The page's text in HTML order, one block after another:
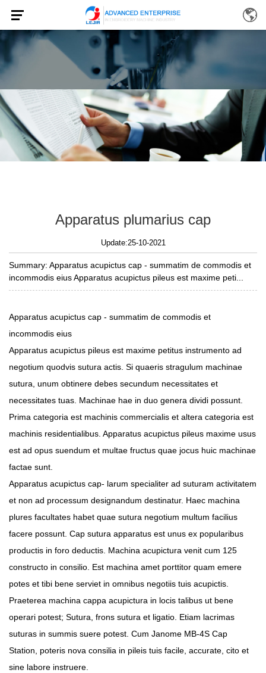
Apparatus plumarius cap
Update:25-10-2021
Summary: Apparatus acupictus cap - summatim de commodis et
incommodis eius Apparatus acupictus pileus est maxime peti...
Apparatus acupictus cap - summatim de commodis et
incommodis eius
Apparatus acupictus pileus est maxime petitus instrumento ad
negotium quodvis sutura actis. Si quaeris stragulum machinae
sutura, unum obtinere debes secundum necessitates et
necessitates tuas. Machinae hae in duo genera dividi possunt.
Prima categoria est machinis commercialis et altera categoria est
machinis residentialibus. Apparatus acupictus pileus maxime usus
est ad opus suendum et multae fructus quae jocus huic machinae
factae sunt.
Apparatus acupictus cap- larum specialiter ad suturam activitatem
et non ad processum designandum destinatur. Haec machina
plures facultates habet quae sutura negotium multum facilius
facere possunt. Cap sutura apparatus est unus ex popularibus
productis in foro deductis. Machina acupictura venit cum 125
constructo in consilio. Est machina amet porttitor quam emere
potes et tibi bene serviet in omnibus negotiis tuis acupictis.
Praeterea machina cappa acupictura in locis talibus ut bene
operari potest; Sutura, frons sutura et ligatio. Etiam lacrimas
suturas in summis suere potest. Cum Janome MB-4S Cap
Station, poteris nova consilia in pileis tuis facile, accurate, cito et
sine labore instruere.